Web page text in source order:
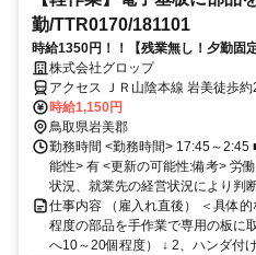
勤/TTR0170/181101
時給1350円！！【残業無し！夕勤固
トに利用したい方へおすすめ！電子
す！
株式会社グロップ
アクセス ＪＲ山陰本線 岩美徒歩
分、ＪＲ山陰本線 東浜徒歩約60分
時給1,150円
鳥取県岩美郡
勤務時間 <勤務時間> 17:45～
能性> 有 <更新の可能性:備考> 労
状況、就業先の経営状況により判
仕事内容 （雇入れ直後） ＜具体
程度の部品を手作業で専用の板に
へ10～20個程度） ↓ 2、ハンダ付